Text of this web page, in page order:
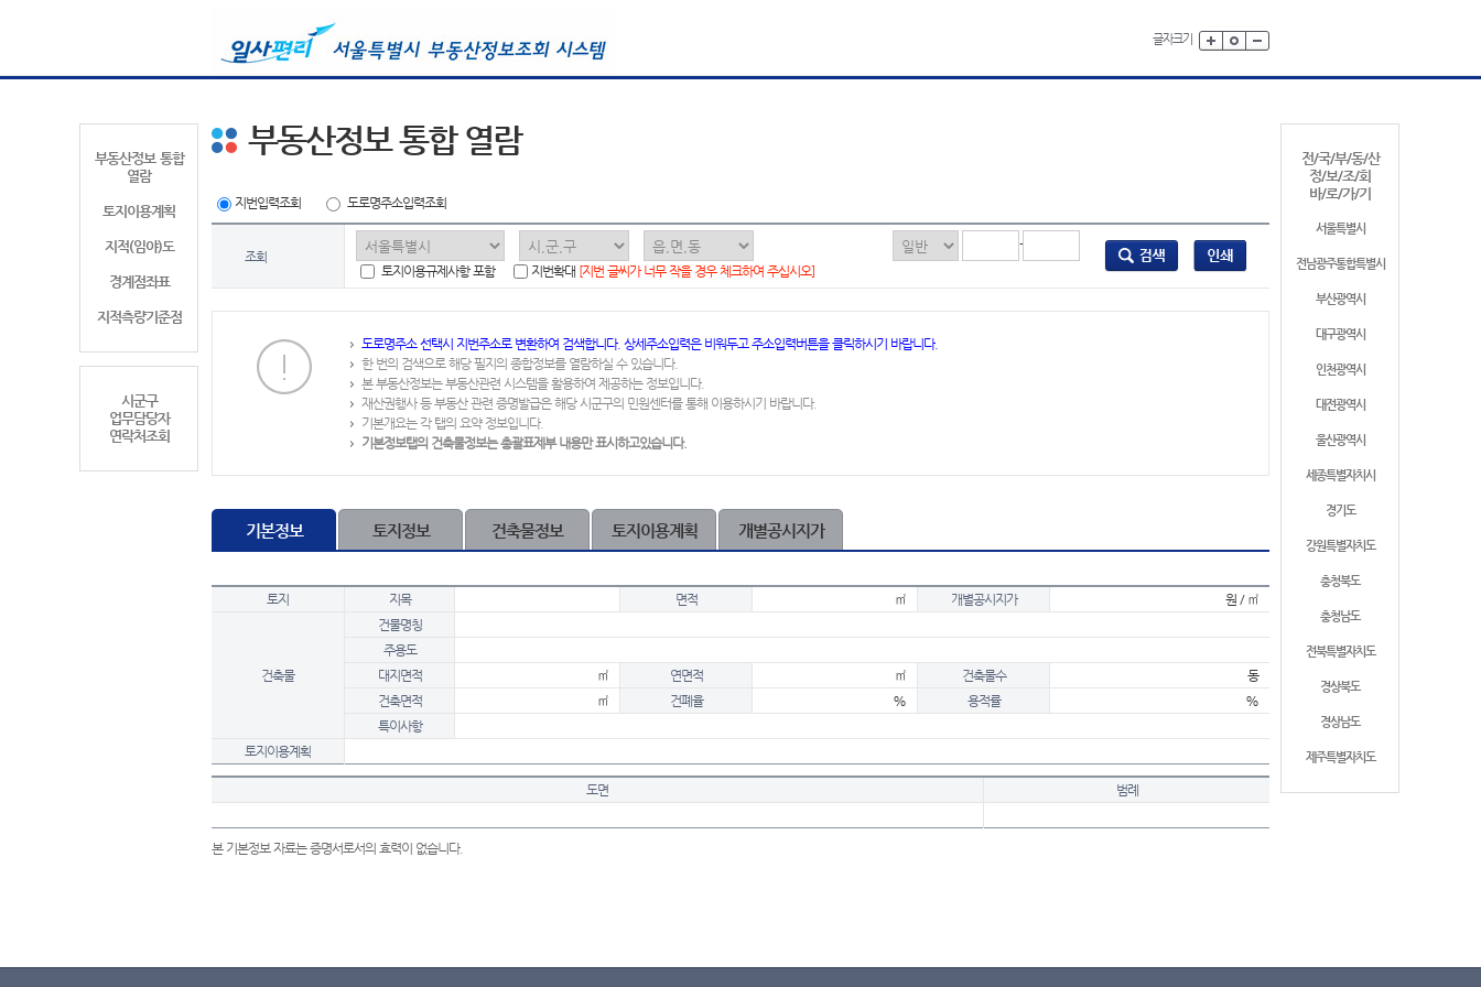
글자크기
부동산정보 통합
열람
토지이용계획
지적(임야)도
경계점좌표
지적측량기준점
시군구
업무담당자
연락처조회
전/국/부/동/산
정/보/조/회
바/로/가/기
서울특별시
전남광주통합특별시
부산광역시
대구광역시
인천광역시
대전광역시
울산광역시
세종특별자치시
경기도
강원특별자치도
충청북도
충청남도
전북특별자치도
경상북도
경상남도
제주특별자치도
부동산정보 통합 열람
지번입력조회 도로명주소입력조회
조회
-
토지이용규제사항 포함
지번확대 [지번 글씨가 너무 작을 경우 체크하여 주십시오]
도로명주소 선택시 지번주소로 변환하여 검색합니다. 상세주소입력은 비워두고 주소입력버튼을 클릭하시기 바랍니다.
한 번의 검색으로 해당 필지의 종합정보를 열람하실 수 있습니다.
본 부동산정보는 부동산관련 시스템을 활용하여 제공하는 정보입니다.
재산권행사 등 부동산 관련 증명발급은 해당 시군구의 민원센터를 통해 이용하시기 바랍니다.
기본개요는 각 탭의 요약 정보입니다.
기본정보탭의 건축물정보는 총괄표제부 내용만 표시하고있습니다.
기본정보 토지정보 건축물정보 토지이용계획 개별공시지가
토지 지목 면적 ㎡ 개별공시지가 원 / ㎡
건축물
건물명칭
주용도
대지면적
㎡ 연면적 ㎡ 건축물수
동
건축면적
㎡ 건폐율 % 용적률
%
특이사항
토지이용계획
도면 범례
본 기본정보 자료는 증명서로서의 효력이 없습니다.